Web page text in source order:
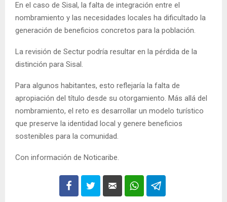
En el caso de Sisal, la falta de integración entre el
nombramiento y las necesidades locales ha dificultado la
generación de beneficios concretos para la población.
La revisión de Sectur podría resultar en la pérdida de la
distinción para Sisal.
Para algunos habitantes, esto reflejaría la falta de
apropiación del título desde su otorgamiento. Más allá del
nombramiento, el reto es desarrollar un modelo turístico
que preserve la identidad local y genere beneficios
sostenibles para la comunidad.
Con información de Noticaribe.